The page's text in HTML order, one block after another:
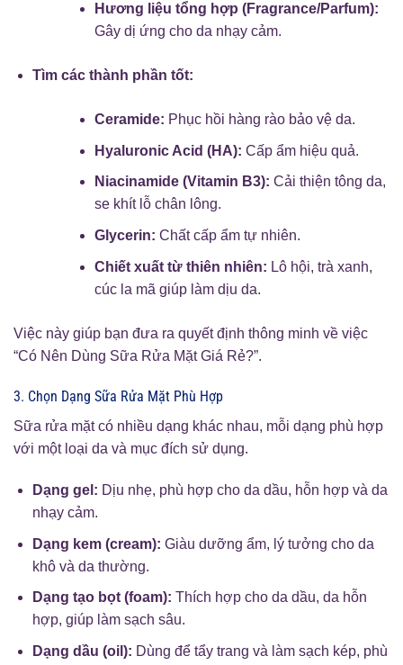
Hương liệu tổng hợp (Fragrance/Parfum):
Gây dị ứng cho da nhạy cảm.
Tìm các thành phần tốt:
Ceramide: Phục hồi hàng rào bảo vệ da.
Hyaluronic Acid (HA): Cấp ẩm hiệu quả.
Niacinamide (Vitamin B3): Cải thiện tông da,
se khít lỗ chân lông.
Glycerin: Chất cấp ẩm tự nhiên.
Chiết xuất từ thiên nhiên: Lô hội, trà xanh,
cúc la mã giúp làm dịu da.
Việc này giúp bạn đưa ra quyết định thông minh về việc
“Có Nên Dùng Sữa Rửa Mặt Giá Rẻ?”.
3. Chọn Dạng Sữa Rửa Mặt Phù Hợp
Sữa rửa mặt có nhiều dạng khác nhau, mỗi dạng phù hợp
với một loại da và mục đích sử dụng.
Dạng gel: Dịu nhẹ, phù hợp cho da dầu, hỗn hợp và da
nhạy cảm.
Dạng kem (cream): Giàu dưỡng ẩm, lý tưởng cho da
khô và da thường.
Dạng tạo bọt (foam): Thích hợp cho da dầu, da hỗn
hợp, giúp làm sạch sâu.
Dạng dầu (oil): Dùng để tẩy trang và làm sạch kép, phù